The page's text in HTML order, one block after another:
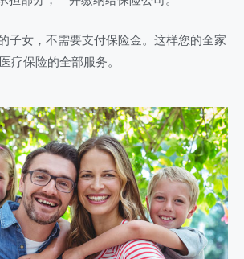
子女，不需要支付保险金。这样您的全家
疗保险的全部服务。